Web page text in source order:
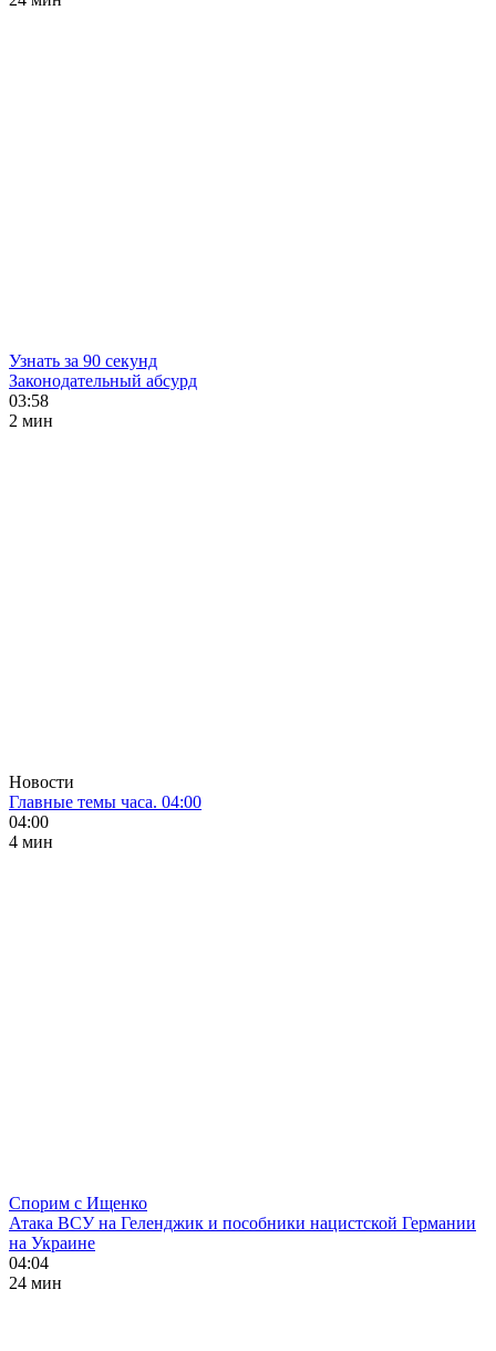
Узнать за 90 секунд
Законодательный абсурд
03:58
2 мин
Новости
Главные темы часа. 04:00
04:00
4 мин
Спорим с Ищенко
Атака ВСУ на Геленджик и пособники нацистской Германии
на Украине
04:04
24 мин